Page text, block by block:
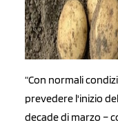
“Con normali
prevedere l'inizio
decade di marzo –